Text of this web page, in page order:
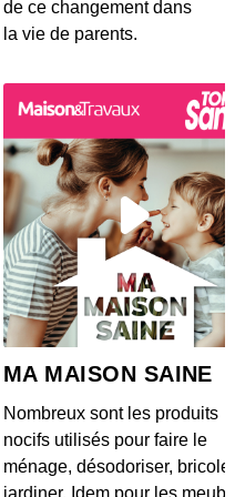
Marilyn Monroe. Icône du
: Heath Ledger
Closer revient sur le destin
Heath Ledger. Jeune papa
: Amy Winehouse
ANS
Winehouse. Chanteuse au
de ce changement dans
la vie de parents.
MA MAISON SAINE
Nombreux sont les produits
nocifs utilisés pour faire le
ménage, désodoriser,